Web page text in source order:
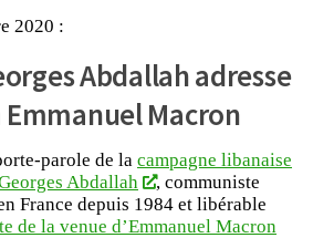
2020 :
Abdallah adresse
Emmanuel Macron
parole de la campagne libanaise
Abdallah
, communiste
France depuis 1984 et libérable
de la venue d’Emmanuel Macron